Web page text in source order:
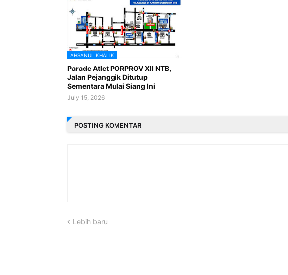
AHSANUL KHALIK
Parade Atlet PORPROV XII NTB,
Jalan Pejanggik Ditutup
Sementara Mulai Siang Ini
July 15, 2026
POSTING KOMENTAR
Lebih baru